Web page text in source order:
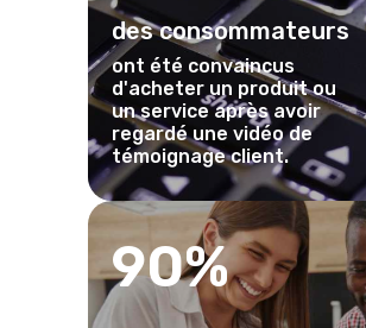
des consommateurs
ont été convaincus
d'acheter un produit ou
un service après avoir
regardé une vidéo de
témoignage client.
90%